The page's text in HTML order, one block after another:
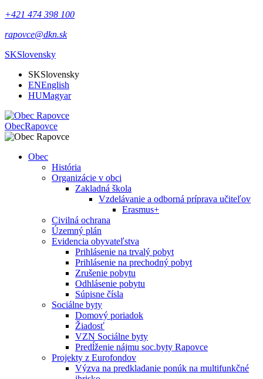
+421 474 398 100
rapovce@dkn.sk
SKSlovensky
SKSlovensky
ENEnglish
HUMagyar
ObecRapovce
Obec
História
Organizácie v obci
Zakladná škola
Vzdelávanie a odborná príprava učiteľov
Erasmus+
Civilná ochrana
Územný plán
Evidencia obyvateľstva
Prihlásenie na trvalý pobyt
Prihlásenie na prechodný pobyt
Zrušenie pobytu
Odhlásenie pobytu
Súpisne čísla
Sociálne byty
Domový poriadok
Žiadosť
VZN Sociálne byty
Predĺženie nájmu soc.byty Rapovce
Projekty z Eurofondov
Výzva na predkladanie ponúk na multifunkčné